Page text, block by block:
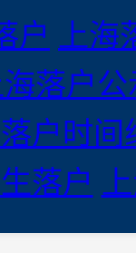
户
上
海落户
落户时间
落户